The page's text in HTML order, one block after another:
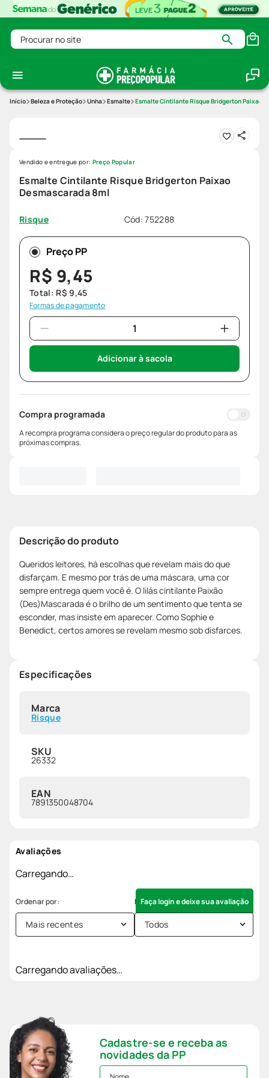
Procurar no site
Beleza e Proteção Unha Esmalte Esmalte Cintilante Risque Bridgerton Paixao
Esmalte Cintilante Risque Bridgerton Paixao
Desmascarada 8ml
Risque Cód:752288
Vendido e entregue por: Preço Popular
Preço PP
R$ 9,45
Total: R$ 9,45
Formas de pagamento
Adicionar à sacola
Compra programada
A recompra programa considera o preço regular do produto para as
próximas compras.
Descrição do produto
Queridos leitores, há escolhas que revelam mais do que
disfarçam. E mesmo por trás de uma máscara, uma cor
sempre entrega quem você é. O lilás cintilante Paixão
(Des)Mascarada é o brilho de um sentimento que tenta se
esconder, mas insiste em aparecer. Como Sophie e
Benedict, certos amores se revelam mesmo sob disfarces.
Especificações
Marca
Risque
SKU
26332
EAN
7891350048704
Avaliações
Carregando…
Faça login e deixe sua avaliação
Mais recentes Todos
Carregando avaliações…
Cadastre-se e receba as
novidades da PP